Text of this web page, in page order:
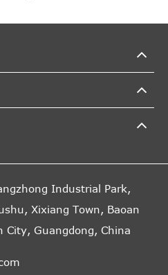
Industrial Park,
Xixiang Town, Baoan
City, Guangdong, China